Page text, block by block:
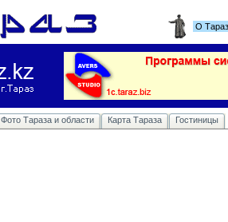
О
Фото Тараза и области Карта Тараза Гостиницы